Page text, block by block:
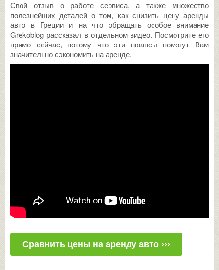
Свой отзыв о работе сервиса, а также множество
полезнейших деталей о том, как снизить цену аренды
авто в Греции и на что обращать особое внимание
Grekoblog рассказал в отдельном видео. Посмотрите его
прямо сейчас, потому что эти нюансы помогут Вам
значительно сэкономить на аренде.
Сравнить цены на аренду авто ›››